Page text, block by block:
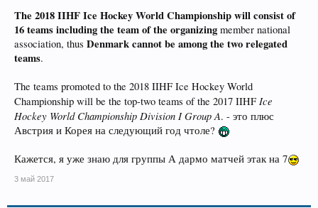
The 2018 IIHF Ice Hockey World Championship will consist of
16 teams including the team of the organizing member national
association, thus Denmark cannot be among the two relegated
teams.
The teams promoted to the 2018 IIHF Ice Hockey World
Championship will be the top-two teams of the 2017 IIHF Ice
Hockey World Championship Division I Group A. - это плюс
Австрия и Корея на следующий год чтоле?
Кажется, я уже знаю для группы А дармо матчей этак на 7
3 май 2017